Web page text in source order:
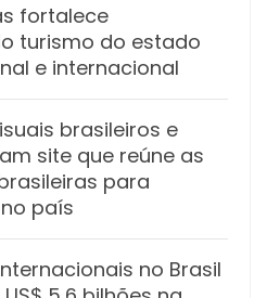
fortalece
turismo do estado
e internacional
brasileiros e
site que reúne as
para
país
no Brasil